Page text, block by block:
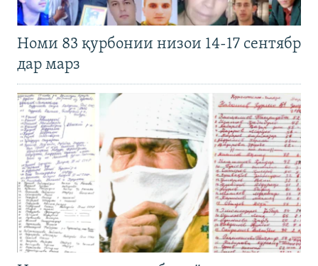
Номи 83 қурбонии низои 14-17 сентябр
дар марз